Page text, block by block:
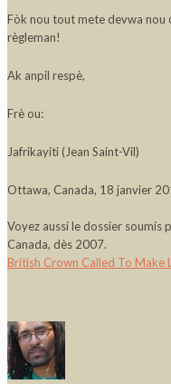
Fòk nou tout mete devwa nou
règleman!
Ak anpil respè,
Frè ou:
Jafrikayiti (Jean Saint-Vil)
Ottawa, Canada, 18 janvier
Voyez aussi le dossier soumis
Canada, dès 2007.
British Crown Called To Make